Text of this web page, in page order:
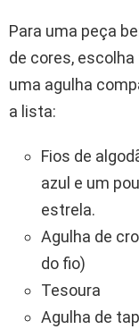
Para uma peça
de cores,
uma agulha
a lista:
Fios de
azul e um
estrela.
Agulha de
do fio)
Tesoura
Agulha de